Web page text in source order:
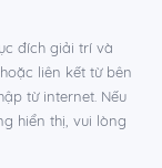
đích giải trí và
liên kết từ bên
từ internet. Nếu
hiển thị, vui lòng